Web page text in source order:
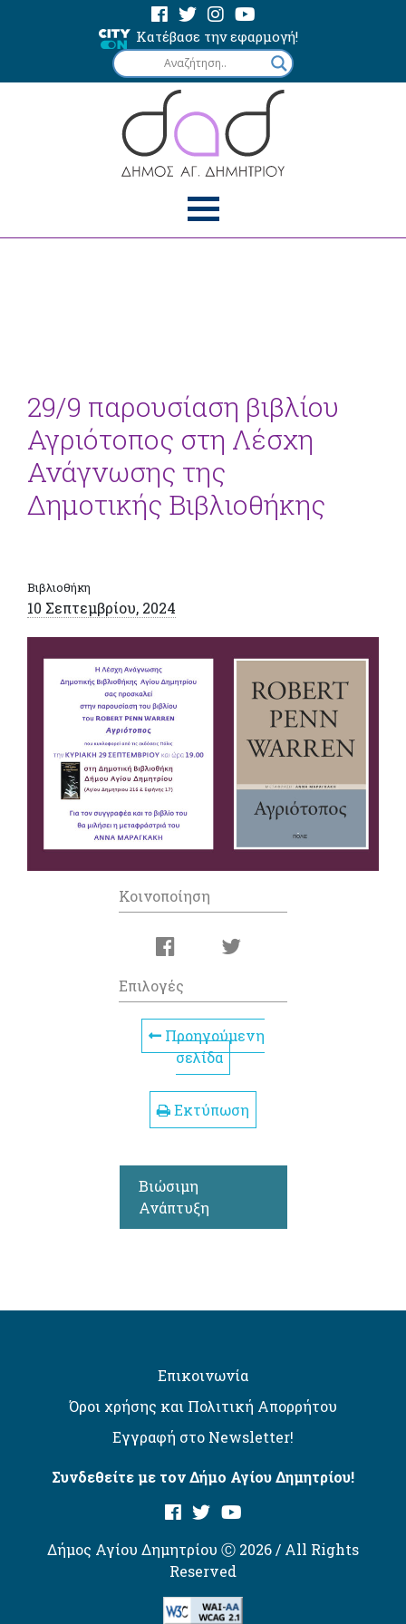
Κατέβασε την εφαρμογή!
29/9 παρουσίαση βιβλίου
Αγριότοπος στη Λέσχη
Ανάγνωσης της
Δημοτικής Βιβλιοθήκης
Βιβλιοθήκη
10 Σεπτεμβρίου, 2024
Κοινοποίηση
Επιλογές
Προηγούμενη
σελίδα
Εκτύπωση
Βιώσιμη
Ανάπτυξη
Επικοινωνία
Όροι χρήσης και Πολιτική Απορρήτου
Εγγραφή στο Newsletter!
Συνδεθείτε με τον Δήμο Αγίου Δημητρίου!
Δήμος Αγίου Δημητρίου Ⓒ 2026 / All Rights
Reserved